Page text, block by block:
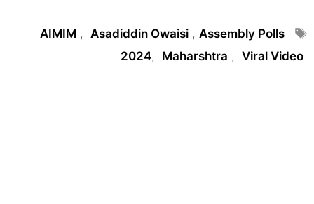
Tags
AIMIM , Asadiddin Owaisi , Assembly Polls
2024, Maharshtra , Viral Video